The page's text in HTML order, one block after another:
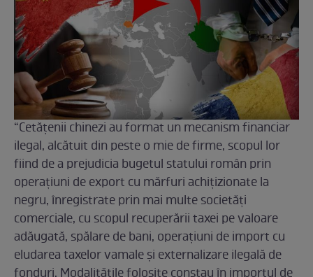
“Cetăţenii chinezi au format un mecanism financiar
ilegal, alcătuit din peste o mie de firme, scopul lor
fiind de a prejudicia bugetul statului român prin
operaţiuni de export cu mărfuri achiţizionate la
negru, înregistrate prin mai multe societăţi
comerciale, cu scopul recuperării taxei pe valoare
adăugată, spălare de bani, operaţiuni de import cu
eludarea taxelor vamale şi externalizare ilegală de